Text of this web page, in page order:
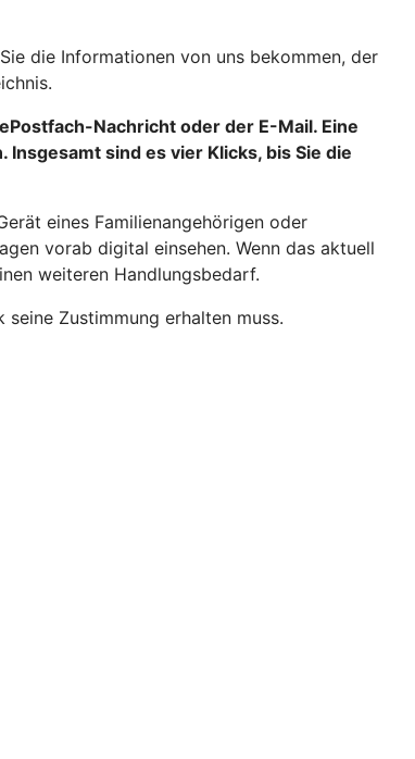
die Informationen von uns bekommen, der
Nachricht oder der E-Mail. Eine
sind es vier Klicks, bis Sie die
eines Familienangehörigen oder
vorab digital einsehen. Wenn das aktuell
weiteren Handlungsbedarf.
Zustimmung erhalten muss.